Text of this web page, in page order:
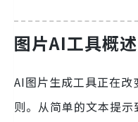
图片AI工具概述
AI图片生成工具正在
则。从简单的文本提